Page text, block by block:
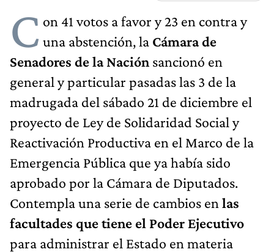
C on 41 votos a favor y 23 en contra y
una abstención, la Cámara de
Senadores de la Nación sancionó en
general y particular pasadas las 3 de la
madrugada del sábado 21 de diciembre el
proyecto de Ley de Solidaridad Social y
Reactivación Productiva en el Marco de la
Emergencia Pública que ya había sido
aprobado por la Cámara de Diputados.
Contempla una serie de cambios en las
facultades que tiene el Poder Ejecutivo
para administrar el Estado en materia